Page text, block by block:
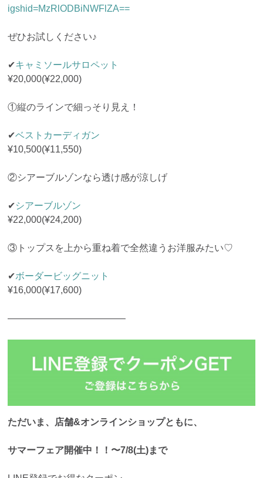
igshid=MzRlODBiNWFlZA==
ぜひお試しください♪
✔︎キャミソールサロペット
¥20,000(¥22,000)
①縦のラインで細っそり見え！
✔︎ベストカーディガン
¥10,500(¥11,550)
②シアーブルゾンなら透け感が涼しげ
✔︎シアーブルゾン
¥22,000(¥24,200)
③トップスを上から重ね着で全然違うお洋服みたい♡
✔︎ボーダービッグニット
¥16,000(¥17,600)
————————————–
ただいま、店舗&オンラインショップともに、
サマーフェア開催中！！〜7/8(土)まで